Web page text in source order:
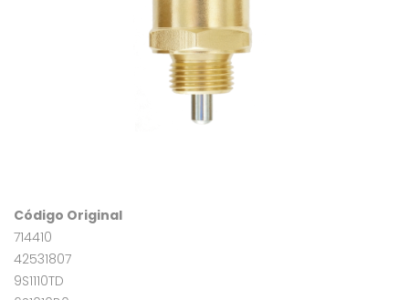
Código Original
714410
42531807
9S1110TD